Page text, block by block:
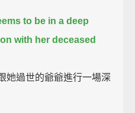
to be in a deep
with her deceased
她過世的爺爺進行一場深